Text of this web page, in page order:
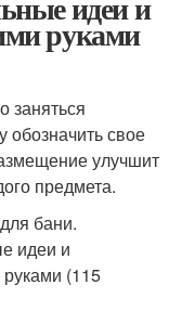
руками
заняться
свое
улучшит
предмета.